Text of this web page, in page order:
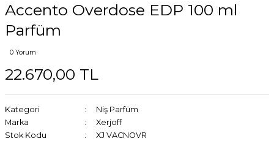
Accento Overdose EDP 100 ml
Parfüm
0 Yorum
22.670,00 TL
Kategori
Niş Parfüm
Marka
Xerjoff
Stok Kodu
XJ VACNOVR